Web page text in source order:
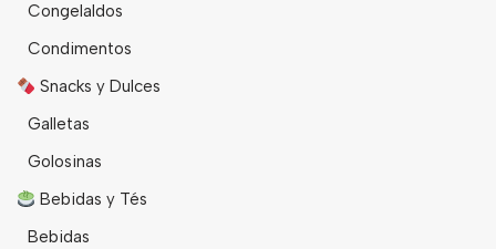
Congelaldos
Condimentos
Snacks y Dulces
Galletas
Golosinas
Bebidas y Tés
Bebidas